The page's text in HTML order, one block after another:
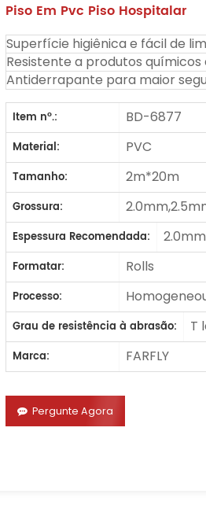
Piso Em Pvc Piso Hospitalar
Superfície higiênica e fácil de
Resistente a produtos químicos
Antiderrapante para maior
Item nº.: BD-6877
Material: PVC
Tamanho: 2m*20m
Grossura:
Espessura Recomendada: 2.0mm
Formatar: Rolls
Processo:
Grau de resistência à abrasão: T
Marca: FARFLY
Pergunte Agora